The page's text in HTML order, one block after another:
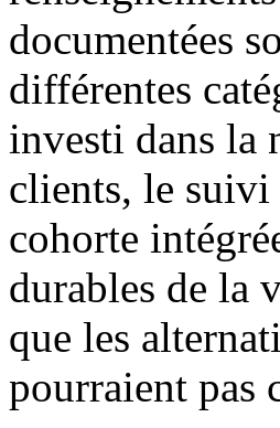
documentées
différentes
investi dans la
clients, le suivi
cohorte
durables de la
que les
pourraient pas